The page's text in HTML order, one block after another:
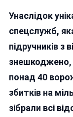
Унаслідок
спецслужб,
підручників з
знешкоджено,
понад 40
збитків на
зібрали всі